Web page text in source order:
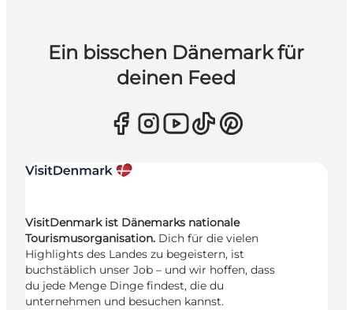
Ein bisschen Dänemark für
deinen Feed
VisitDenmark ist Dänemarks nationale
Tourismusorganisation. Dich für die vielen
Highlights des Landes zu begeistern, ist
buchstäblich unser Job – und wir hoffen, dass
du jede Menge Dinge findest, die du
unternehmen und besuchen kannst.